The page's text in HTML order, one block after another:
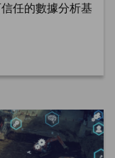
任的數據分析基